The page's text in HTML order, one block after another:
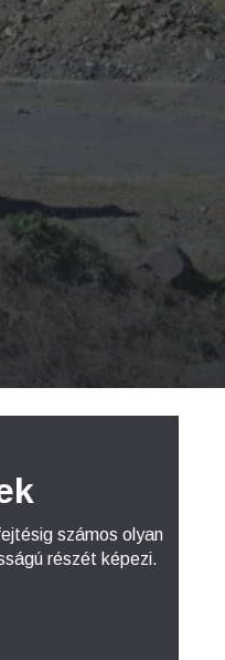
számos olyan
részét képezi.